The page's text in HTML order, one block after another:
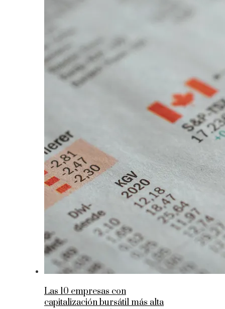
Las 10 empresas con
capitalización bursátil más alta